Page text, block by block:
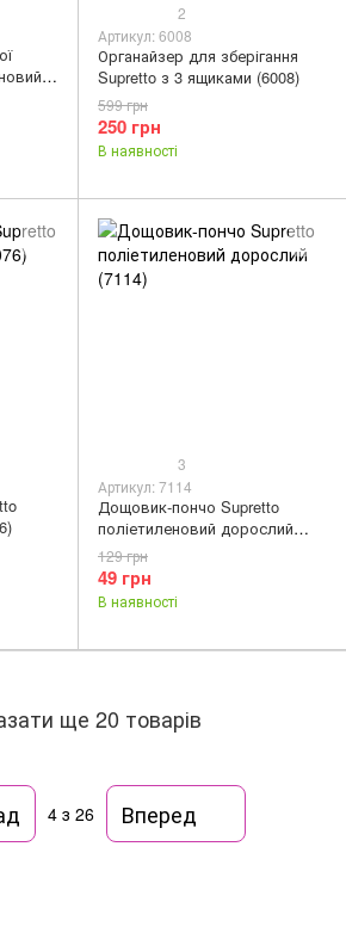
2
Артикул: 6008
Органайзер для зберігання
Supretto з 3 ящиками (6008)
250 грн
599 грн
В наявності
3
Артикул: 7114
Дощовик-пончо Supretto
поліетиленовий дорослий
(7114)
49 грн
129 грн
В наявності
ще 20 товарів
4 з 26 Вперед